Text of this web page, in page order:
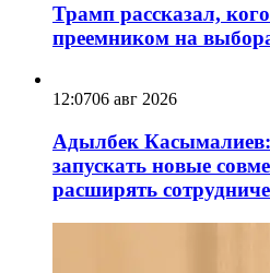
Трамп рассказал,
преемником на
12:0706 авг 2026
Адылбек
запускать новые
расширять